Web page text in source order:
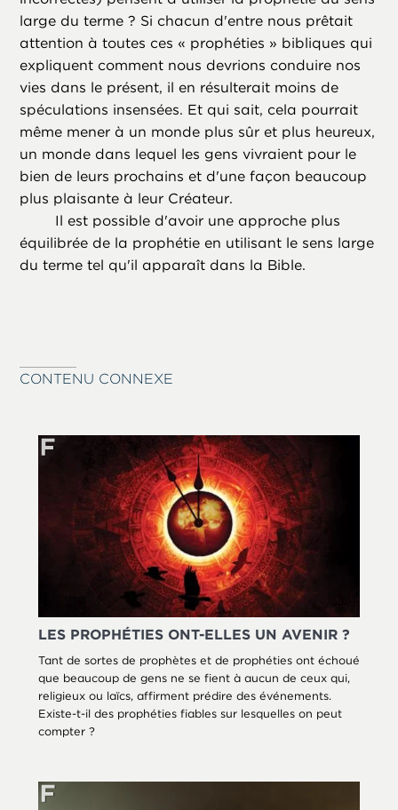
large du terme ? Si chacun d'entre nous prêtait
attention à toutes ces « prophéties » bibliques qui
expliquent comment nous devrions conduire nos
vies dans le présent, il en résulterait moins de
spéculations insensées. Et qui sait, cela pourrait
même mener à un monde plus sûr et plus heureux,
un monde dans lequel les gens vivraient pour le
bien de leurs prochains et d'une façon beaucoup
plus plaisante à leur Créateur.
Il est possible d'avoir une approche plus
équilibrée de la prophétie en utilisant le sens large
du terme tel qu'il apparaît dans la Bible.
CONTENU CONNEXE
LES PROPHÉTIES ONT-ELLES UN AVENIR ?
Tant de sortes de prophètes et de prophéties ont échoué
que beaucoup de gens ne se fient à aucun de ceux qui,
religieux ou laïcs, affirment prédire des événements.
Existe-t-il des prophéties fiables sur lesquelles on peut
compter ?